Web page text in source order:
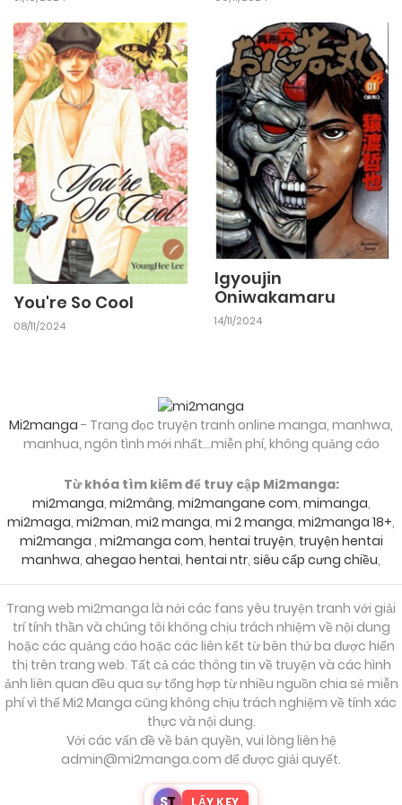
You're So Cool
08/11/2024
Igyoujin
Oniwakamaru
14/11/2024
Mi2manga - Trang đọc truyện tranh online manga, manhwa,
manhua, ngôn tình mới nhất...miễn phí, không quảng cáo
Từ khóa tìm kiếm để truy cập Mi2manga:
mi2manga, mi2mâng, mi2mangane com, mimanga,
mi2maga, mi2man, mi2 manga, mi 2 manga, mi2manga 18+,
mi2manga , mi2manga com, hentai truyện, truyện hentai
manhwa, ahegao hentai, hentai ntr, siêu cấp cưng chiều,
Trang web mi2manga là nới các fans yêu truyện tranh với giải
trí tính thần và chúng tôi không chịu trách nhiệm về nội dung
hoặc các quảng cáo hoặc các liên kết từ bên thứ ba được hiển
thị trên trang web. Tất cả các thông tin về truyện và các hình
ảnh liên quan đều qua sự tổng hợp từ nhiều nguồn chia sẻ miễn
phí vì thế Mi2 Manga cũng không chịu trách nghiệm về tính xác
thực và nội dung.
Với các vấn đề về bản quyền, vui lòng liên hệ
admin@mi2manga.com để được giải quyết.
LẤY KEY